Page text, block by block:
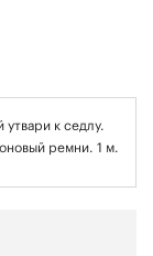
к седлу.
ремни. 1 м.